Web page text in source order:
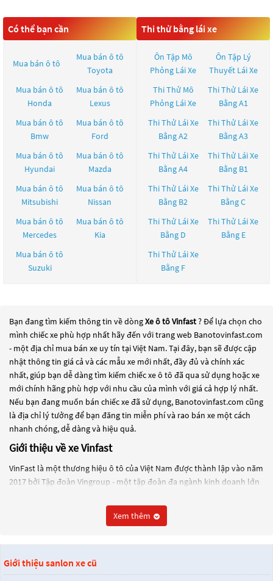
Có thể bạn cần
Mua bán ô tô
Mua bán ô tô
Toyota
Mua bán ô tô
Honda
Mua bán ô tô
Lexus
Mua bán ô tô
Bmw
Mua bán ô tô
Ford
Mua bán ô tô
Hyundai
Mua bán ô tô
Mazda
Mua bán ô tô
Mitsubishi
Mua bán ô tô
Nissan
Mua bán ô tô
Mercedes
Mua bán ô tô
Kia
Mua bán ô tô
Suzuki
Thi thử bằng lái xe
Ôn Tập Mô
Phỏng Lái Xe
Ôn Tập Lý
Thuyết Lái Xe
Thi Thử Mô
Phỏng Lái Xe
Thi Thử Lái Xe
Bằng A1
Thi Thử Lái Xe
Bằng A2
Thi Thử Lái Xe
Bằng A3
Thi Thử Lái Xe
Bằng A4
Thi Thử Lái Xe
Bằng B1
Thi Thử Lái Xe
Bằng B2
Thi Thử Lái Xe
Bằng C
Thi Thử Lái Xe
Bằng D
Thi Thử Lái Xe
Bằng E
Thi Thử Lái Xe
Bằng F
Bạn đang tìm kiếm thông tin về dòngXe ô tô Vinfast? Để lựa chọn cho
mình chiếc xe phù hợp nhất hãy đến với trang web Banotovinfast.com
- một địa chỉ mua bán xe uy tín tại Việt Nam. Tại đây, bạn sẽ được cập
nhật thông tin giá cả và các mẫu xe mới nhất, đầy đủ và chính xác
nhất, giúp bạn dễ dàng tìm kiếm chiếc xe ô tô đã qua sử dụng hoặc xe
mới chính hãng phù hợp với nhu cầu của mình với giá cả hợp lý nhất.
Nếu bạn đang muốn bán chiếc xe đã sử dụng, Banotovinfast.com cũng
là địa chỉ lý tưởng để bạn đăng tin miễn phí và rao bán xe một cách
nhanh chóng, dễ dàng và hiệu quả.
Giới thiệu về xe Vinfast
VinFast là một thương hiệu ô tô của Việt Nam được thành lập vào năm
2017 bởi Tập đoàn Vingroup - một tập đoàn đa ngành kinh doanh lớn
thương hiệu ô tô hàng đầu tại Đông Nam Á và đang tiến hành xây
dựng nhà máy sản xuất ô tô tại khu kinh tế Đình Vũ - Cát Hải, Hải
năm 2018 tại Triển lãm Paris Motor Show và một số mẫu xe khác như
Xem thêm
Giới thiệu sanlon xe cũ